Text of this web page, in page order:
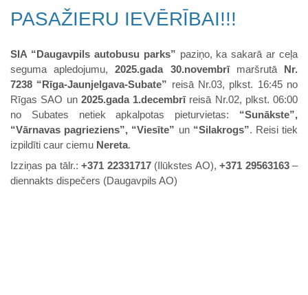
PASAŽIERU IEVĒRĪBAI!!!
SIA “Daugavpils autobusu parks” paziņo, ka sakarā ar ceļa
seguma apledojumu,2025.gada 30.novembrī maršrutā Nr.
7238 “Rīga-Jaunjelgava-Subate” reisā Nr.03, plkst. 16:45 no
Rīgas SAO un 2025.gada 1.decembrīreisā Nr.02, plkst. 06:00
no Subates netiek apkalpotas pieturvietas: “Sunākste”,
“Vārnavas pagrieziens”, “Viesīte” un“Silakrogs”. Reisi tiek
izpildīti caur ciemu Nereta.
Izziņas pa tālr.:+371 22331717(Ilūkstes AO),+371 29563163–
diennakts dispečers (Daugavpils AO)